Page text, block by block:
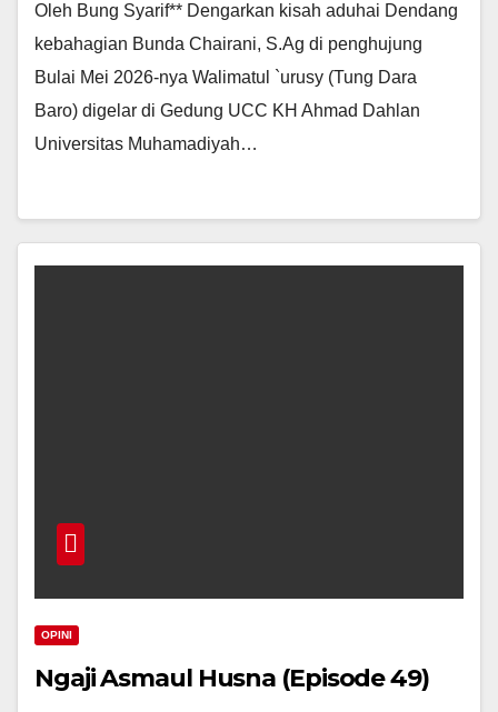
Oleh Bung Syarif** Dengarkan kisah aduhai Dendang
kebahagian Bunda Chairani, S.Ag di penghujung
Bulai Mei 2026-nya Walimatul `urusy (Tung Dara
Baro) digelar di Gedung UCC KH Ahmad Dahlan
Universitas Muhamadiyah…
OPINI
Ngaji Asmaul Husna (Episode 49)